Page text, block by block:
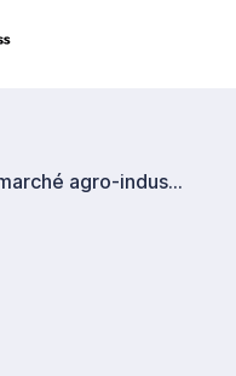
Un marché agro-industriel en pleine expansion